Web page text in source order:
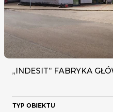
„INDESIT” FABRYKA
TYP OBIEKTU